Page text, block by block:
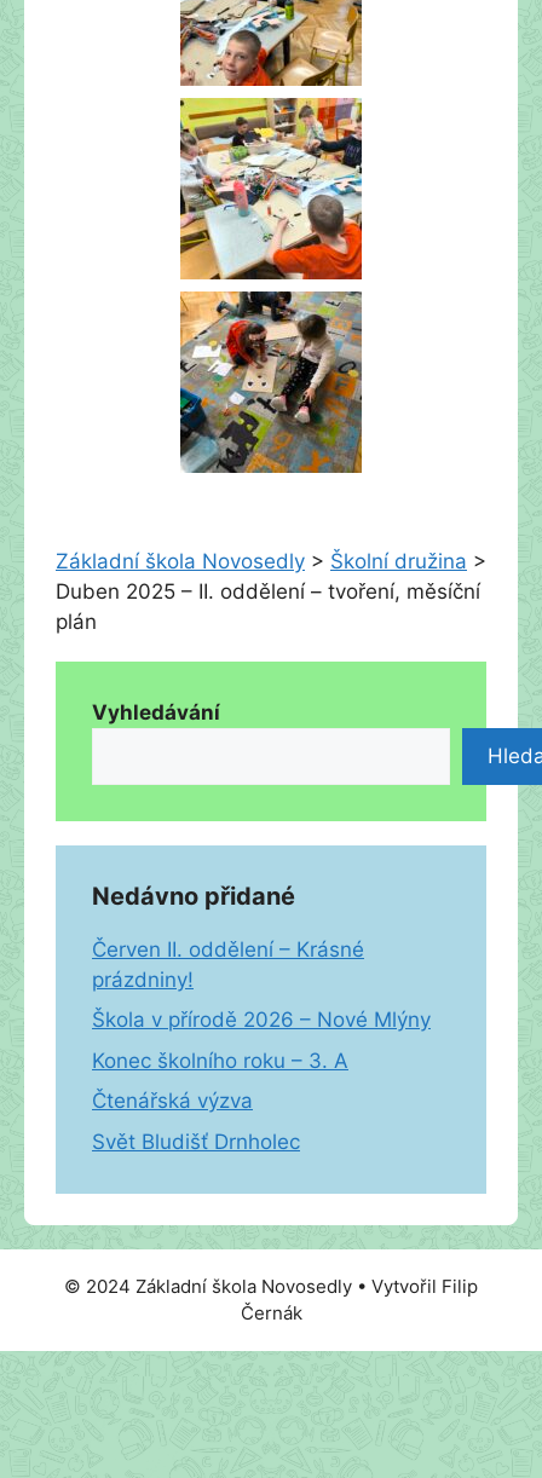
Základní škola Novosedly > Školní družina >
Duben 2025 – II. oddělení – tvoření, měsíční
plán
Vyhledávání
Nedávno přidané
Červen II. oddělení – Krásné
prázdniny!
Škola v přírodě 2026 – Nové Mlýny
Konec školního roku – 3. A
Čtenářská výzva
Svět Bludišť Drnholec
© 2024 Základní škola Novosedly • Vytvořil Filip
Černák